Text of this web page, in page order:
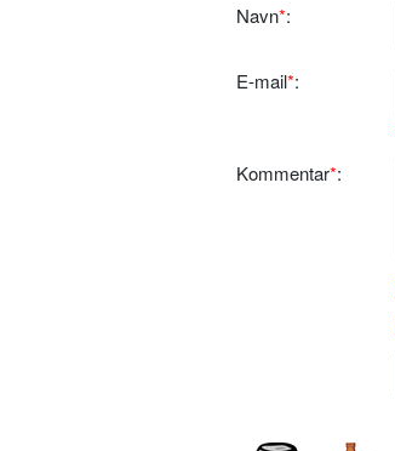
Navn*:
E-mail*:
Kommentar*: